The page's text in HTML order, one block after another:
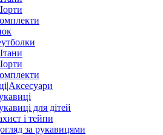
для дітей
і тейпи
за рукавицями